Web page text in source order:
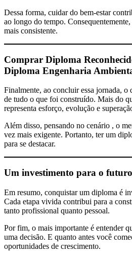
Dessa forma, cuidar do bem-estar
ao longo do tempo.
mais consistente.
Comprar Diploma
Diploma Engenharia
Finalmente, ao concluir essa jornada,
de tudo o que foi construído. Mais do
representa esforço, evolução e
Além disso, pensando no cenário , o
vez mais exigente. Portanto, ter um
para se destacar.
Um investimento para o futuro
Em resumo, conquistar um diploma é
Cada etapa vivida contribui para a
tanto profissional quanto pessoal.
Por fim, o mais importante é entender
uma decisão. E quanto antes você
oportunidades de crescimento.